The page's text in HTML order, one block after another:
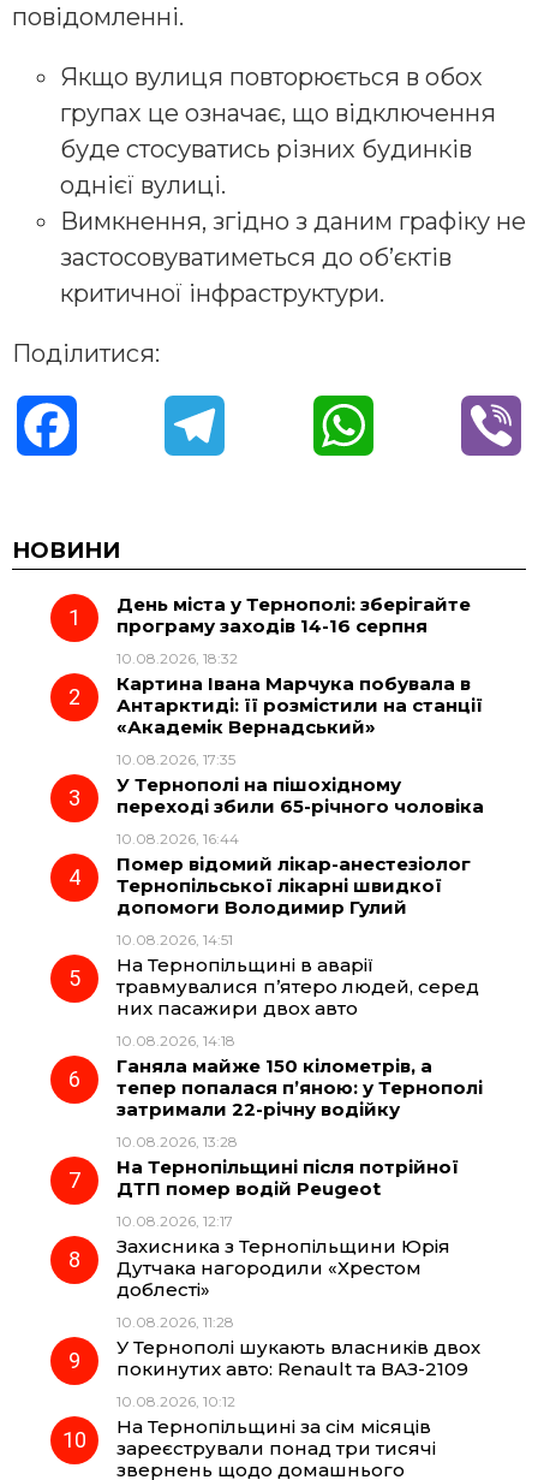
повідомленні.
Якщо вулиця повторюється в обох
групах це означає, що відключення
буде стосуватись різних будинків
однієї вулиці.
Вимкнення, згідно з даним графіку не
застосовуватиметься до об’єктів
критичної інфраструктури.
Поділитися:
c
e
o
o
e
g
r
a
m
t
A
p
НОВИНИ
День міста у Тернополі: зберігайте
програму заходів 14-16 серпня
10.08.2026, 18:32
Картина Івана Марчука побувала в
Антарктиді: її розмістили на станції
«Академік Вернадський»
10.08.2026, 17:35
У Тернополі на пішохідному
переході збили 65-річного чоловіка
10.08.2026, 16:44
Помер відомий лікар-анестезіолог
Тернопільської лікарні швидкої
допомоги Володимир Гулий
10.08.2026, 14:51
На Тернопільщині в аварії
травмувалися п’ятеро людей, серед
них пасажири двох авто
10.08.2026, 14:18
Ганяла майже 150 кілометрів, а
тепер попалася п’яною: у Тернополі
затримали 22-річну водійку
10.08.2026, 13:28
На Тернопільщині після потрійної
ДТП помер водій Peugeot
10.08.2026, 12:17
Захисника з Тернопільщини Юрія
Дутчака нагородили «Хрестом
доблесті»
10.08.2026, 11:28
У Тернополі шукають власників двох
покинутих авто: Renault та ВАЗ-2109
10.08.2026, 10:12
На Тернопільщині за сім місяців
зареєстрували понад три тисячі
звернень щодо домашнього